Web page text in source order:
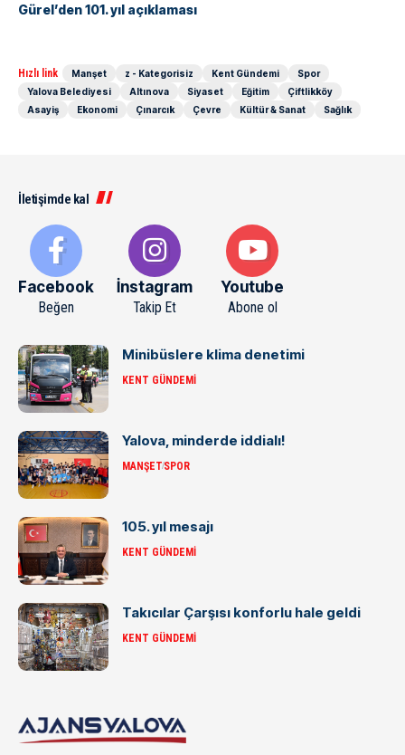
Gürel’den 101. yıl açıklaması
Hızlı link Manşet z - Kategorisiz Kent Gündemi
Spor
Yalova Belediyesi
Altınova Siyaset Eğitim
Çiftlikköy
Asayiş
Ekonomi Çınarcık Çevre Kültür & Sanat Sağlık
İletişimde kal
Facebook
Beğen
İnstagram
Takip Et
Youtube
Abone ol
Minibüslere klima denetimi
KENT GÜNDEMI
Yalova, minderde iddialı!
MANŞETSPOR
105. yıl mesajı
KENT GÜNDEMI
Takıcılar Çarşısı konforlu hale geldi
KENT GÜNDEMI